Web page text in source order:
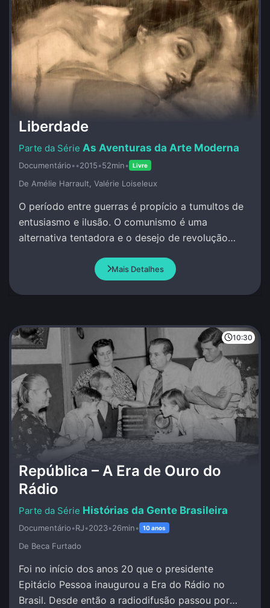
Liberdade
As Aventuras da Arte Moderna
Documentário••2015•52min• Livre
De Amélie Harrault, Valérie Loiseleux
O período entre guerras é propício a tumultos de
entusiasmo e ilusão. O comunismo é uma
alternativa tentadora e o desejo de revolução
Mais Detalhes
10:30
República – A Era de Ouro do
Rádio
Histórias da Gente Brasileira
Documentário•RJ•2023•26min• 10 anos
De Beca Furtado
Foi no início dos anos 20 que o presidente
Epitácio Pessoa inaugurou a Era do Rádio no
Brasil. Desde então a radiodifusão passou por